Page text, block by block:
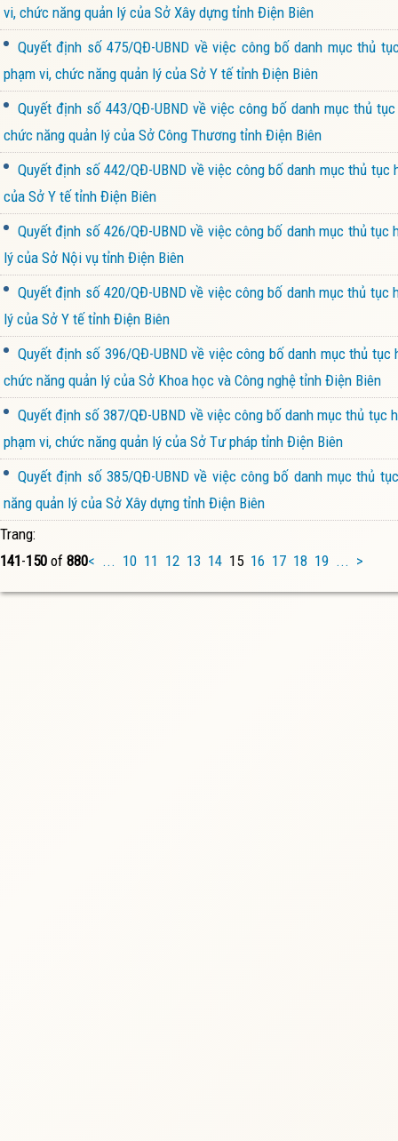
vi, chức năng quản lý của Sở Xây dựng tỉnh Điện Biên
Quyết định số 475/QĐ-UBND về việc công bố danh mục thủ
phạm vi, chức năng quản lý của Sở Y tế tỉnh Điện Biên
Quyết định số 443/QĐ-UBND về việc công bố danh mục thủ
chức năng quản lý của Sở Công Thương tỉnh Điện Biên
Quyết định số 442/QĐ-UBND về việc công bố danh mục thủ
của Sở Y tế tỉnh Điện Biên
Quyết định số 426/QĐ-UBND về việc công bố danh mục thủ
lý của Sở Nội vụ tỉnh Điện Biên
Quyết định số 420/QĐ-UBND về việc công bố danh mục thủ
lý của Sở Y tế tỉnh Điện Biên
Quyết định số 396/QĐ-UBND về việc công bố danh mục thủ
chức năng quản lý của Sở Khoa học và Công nghệ tỉnh Điện Biên
Quyết định số 387/QĐ-UBND về việc công bố danh mục thủ
phạm vi, chức năng quản lý của Sở Tư pháp tỉnh Điện Biên
Quyết định số 385/QĐ-UBND về việc công bố danh mục thủ
năng quản lý của Sở Xây dựng tỉnh Điện Biên
Trang:
141-150 of 880< ... 10 11 12 13 14 15 16 17 18 19 ... >